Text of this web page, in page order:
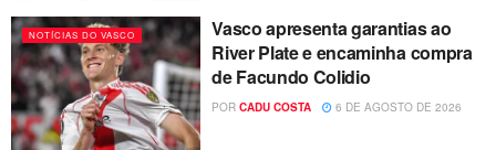
NOTÍCIAS DO VASCO
Vasco apresenta garantias ao
River Plate e encaminha compra
de Facundo Colidio
POR CADU COSTA 6 DE AGOSTO DE 2026